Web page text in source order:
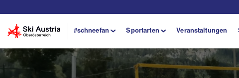
#schneefan Sportarten Veranstaltungen